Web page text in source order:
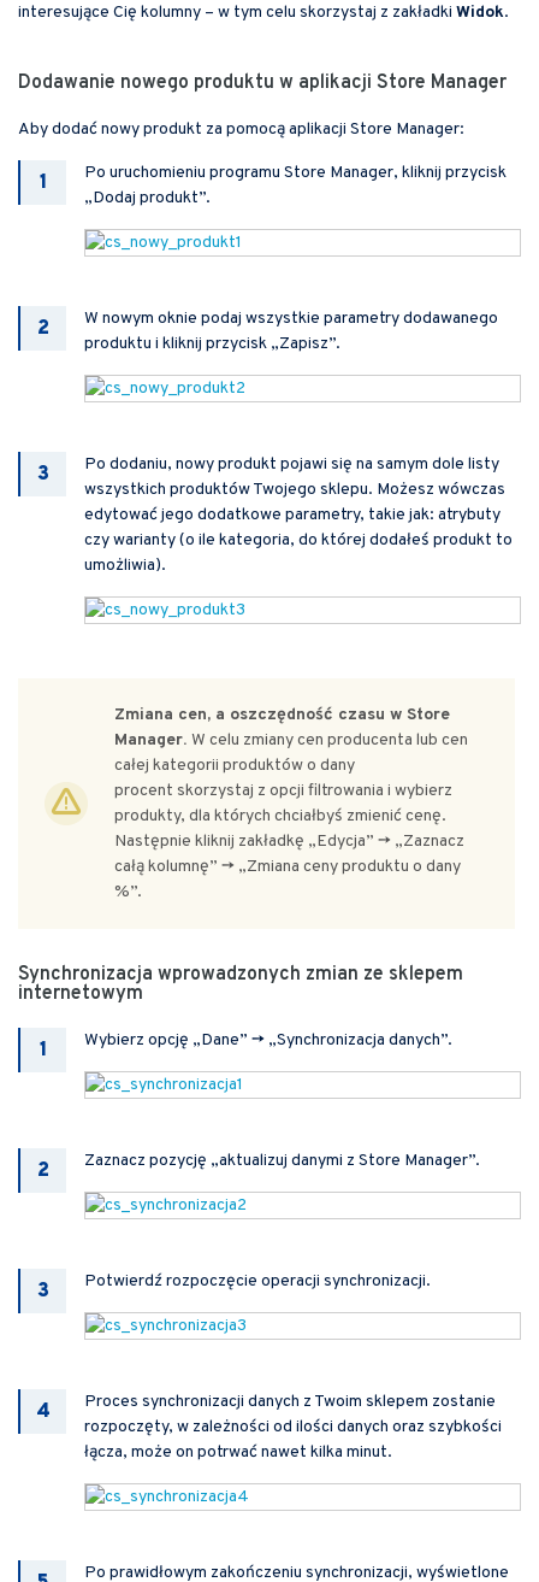
interesujące Cię kolumny – w tym celu skorzystaj z zakładki Widok.
Dodawanie nowego produktu w aplikacji Store Manager
Aby dodać nowy produkt za pomocą aplikacji Store Manager:
Po uruchomieniu programu Store Manager, kliknij przycisk
„Dodaj produkt”.
W nowym oknie podaj wszystkie parametry dodawanego
produktu i kliknij przycisk „Zapisz”.
Po dodaniu, nowy produkt pojawi się na samym dole listy
wszystkich produktów Twojego sklepu. Możesz wówczas
edytować jego dodatkowe parametry, takie jak: atrybuty
czy warianty (o ile kategoria, do której dodałeś produkt to
umożliwia).
Zmiana cen, a oszczędność czasu w Store
Manager. W celu zmiany cen producenta lub cen
całej kategorii produktów o dany
procent skorzystaj z opcji filtrowania i wybierz
produkty, dla których chciałbyś zmienić cenę.
Następnie kliknij zakładkę „Edycja” -> „Zaznacz
całą kolumnę” -> „Zmiana ceny produktu o dany
%”.
Synchronizacja wprowadzonych zmian ze sklepem
internetowym
Wybierz opcję „Dane” -> „Synchronizacja danych”.
Zaznacz pozycję „aktualizuj danymi z Store Manager”.
Potwierdź rozpoczęcie operacji synchronizacji.
Proces synchronizacji danych z Twoim sklepem zostanie
rozpoczęty, w zależności od ilości danych oraz szybkości
łącza, może on potrwać nawet kilka minut.
Po prawidłowym zakończeniu synchronizacji, wyświetlone